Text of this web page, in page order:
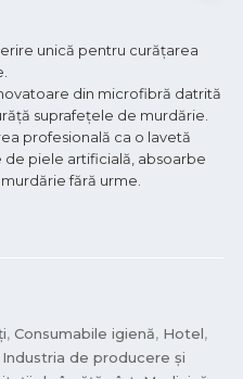
unică pentru curățarea
din microfibră datrită
suprafețele de murdărie.
profesională ca o lavetă
piele artificială, absoarbe
fără urme.
, Consumabile igienă, Hotel,
Industria de producere și